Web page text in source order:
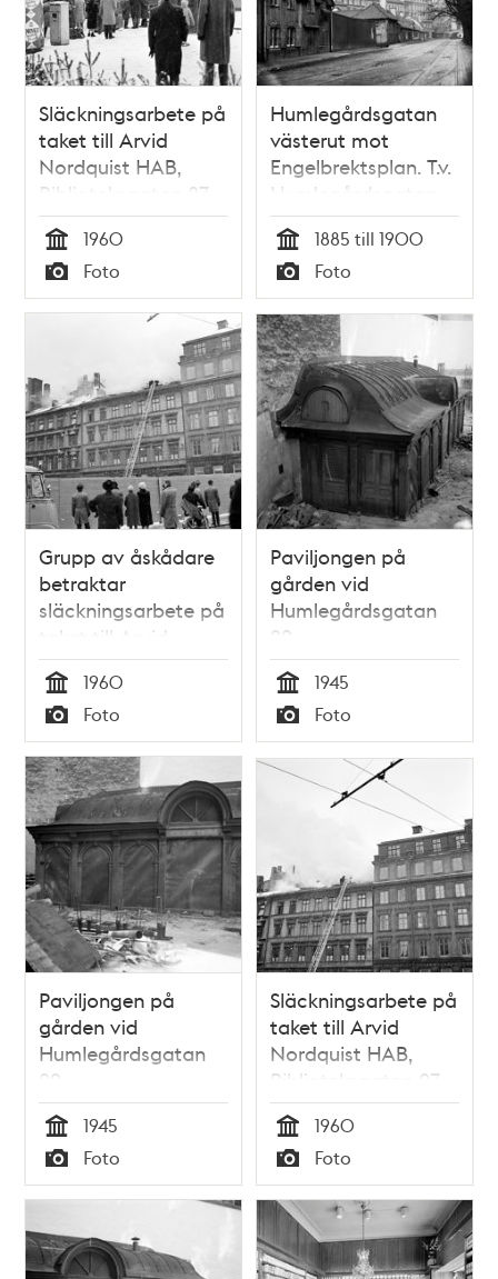
Släckningsarbete på
taket till Arvid
Nordquist HAB,
Biblioteksgatan 27
Tid
1960
Typ
Foto
Humlegårdsgatan
västerut mot
Engelbrektsplan. T.v.
Humlegårdsgatan
31-35, kv. Sperlingens
Backe och kv.
Träskbacken.
Nuvarande kv.
Landbyska Verket. I
fonden ligger Birger
Jarlsgatan 29-33
Tid
1885 till 1900
Typ
Foto
Grupp av åskådare
betraktar
släckningsarbete på
taket till Arvid
Nordquist HAB,
Biblioteksgatan 27
Tid
1960
Typ
Foto
Paviljongen på
gården vid
Humlegårdsgatan
29
Tid
1945
Typ
Foto
Paviljongen på
gården vid
Humlegårdsgatan
29
Tid
1945
Typ
Foto
Släckningsarbete på
taket till Arvid
Nordquist HAB,
Biblioteksgatan 27
Tid
1960
Typ
Foto